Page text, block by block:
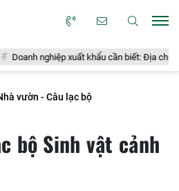
khẩu cần biết: Địa chỉ hỏi đáp chính thức
vườn - Câu lạc bộ
bộ Sinh vật cảnh